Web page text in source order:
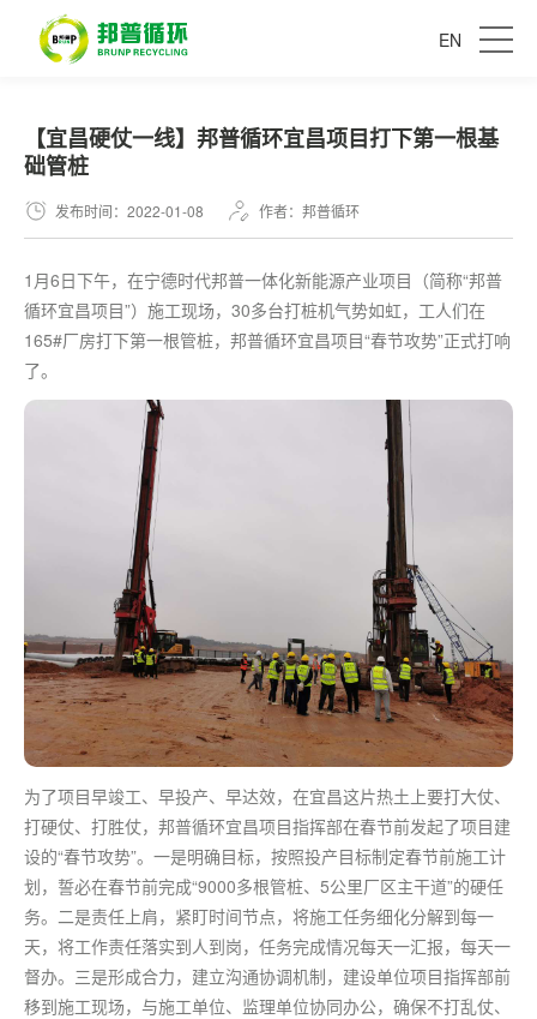
EN
【宜昌硬仗一线】邦普循环宜昌项目打下第一根基
础管桩
发布时间：2022-01-08 作者：邦普循环
1月6日下午，在宁德时代邦普一体化新能源产业项目（简称“邦普
循环宜昌项目”）施工现场，30多台打桩机气势如虹，工人们在
165#厂房打下第一根管桩，邦普循环宜昌项目“春节攻势”正式打响
了。
为了项目早竣工、早投产、早达效，在宜昌这片热土上要打大仗、
打硬仗、打胜仗，邦普循环宜昌项目指挥部在春节前发起了项目建
设的“春节攻势”。一是明确目标，按照投产目标制定春节前施工计
划，誓必在春节前完成“9000多根管桩、5公里厂区主干道”的硬任
务。二是责任上肩，紧盯时间节点，将施工任务细化分解到每一
天，将工作责任落实到人到岗，任务完成情况每天一汇报，每天一
督办。三是形成合力，建立沟通协调机制，建设单位项目指挥部前
移到施工现场，与施工单位、监理单位协同办公，确保不打乱仗、